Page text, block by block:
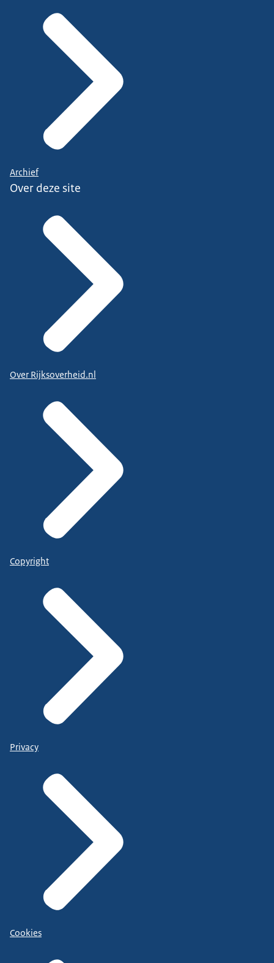
Archief
Over deze site
Over Rijksoverheid.nl
Copyright
Privacy
Cookies